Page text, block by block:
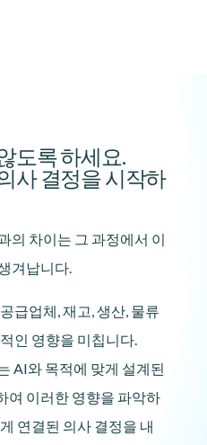
도록 하세요.
사 결정을 시작하
의 차이는 그 과정에서 이
겨납니다.
급업체, 재고, 생산, 물류
인 영향을 미칩니다.
AI와 목적에 맞게 설계된
여 이러한 영향을 파악하
연결된 의사 결정을 내